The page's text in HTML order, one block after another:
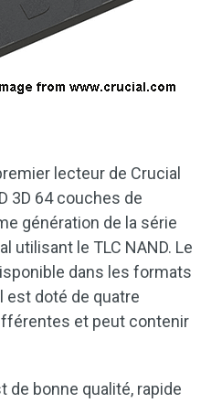
lecteur de Crucial
3D 64 couches de
génération de la série
utilisant le TLC NAND. Le
dans les formats
est doté de quatre
et peut contenir
de bonne qualité, rapide